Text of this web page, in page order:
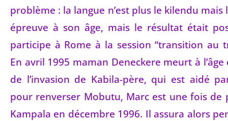
problème : la langue n’est plus le kilendu mais
épreuve à son âge, mais le résultat était
participe à Rome à la session “transition au
En avril 1995 maman Deneckere meurt à l’âge
de l’invasion de Kabila-père, qui est aidé
pour renverser Mobutu, Marc est une fois de
Kampala en décembre 1996. Il assura alors